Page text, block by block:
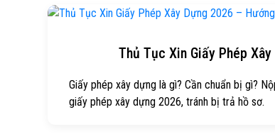
Thủ Tục Xin Giấy Phép
Giấy phép xây dựng là gì? Cần chuẩn bị gì?
giấy phép xây dựng 2026, tránh bị trả hồ sơ.